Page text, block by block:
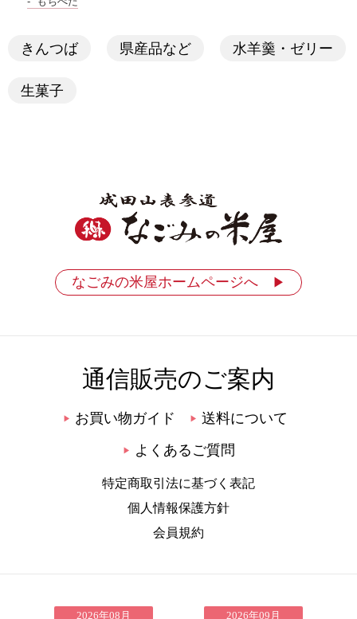
きんつば 県産品など 水羊羹・ゼリー
生菓子
なごみの米屋ホームページへ ▶
通信販売のご案内
▶ お買い物ガイド ▶ 送料について
▶ よくあるご質問
特定商取引法に基づく表記
個人情報保護方針
会員規約
2026年08月 2026年09月